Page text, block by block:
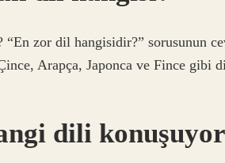
zor dil hangisidir?” sorusunun
Arapça, Japonca ve Fince gibi
dili